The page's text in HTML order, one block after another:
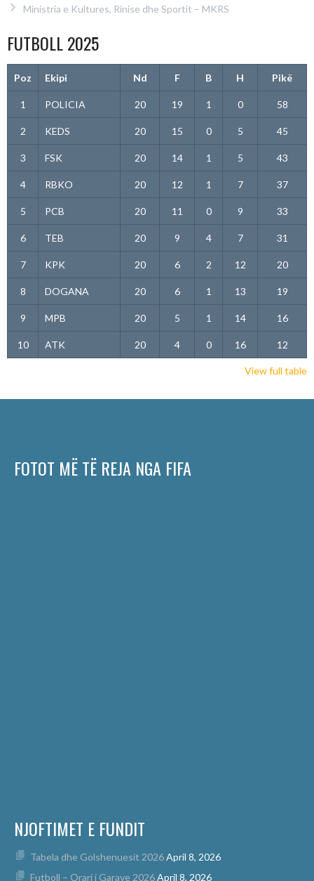
Ministria e Kultures, Rinise dhe Sportit – MKRS
FUTBOLL 2025
Poz Ekipi Nd F B H Pikë
1 POLICIA 20 19 1 0 58
2 KEDS 20 15 0 5 45
3 FSK 20 14 1 5 43
4 RBKO 20 12 1 7 37
5 PCB 20 11 0 9 33
6 TEB 20 9 4 7 31
7 KPK 20 6 2 12 20
8 DOGANA 20 6 1 13 19
9 MPB 20 5 1 14 16
10 ATK 20 4 0 16 12
View full table
FOTOT MË TË REJA NGA FIFA
NJOFTIMET E FUNDIT
Tabela dhe Golshenuesit 2026April 8, 2026
Futboll – Orari i Garave 2026April 8, 2026